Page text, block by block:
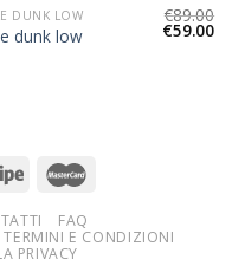
DUNK LOW
dunk low
€89.00
€59.00
FAQ
TERMINI E CONDIZIONI
PRIVACY